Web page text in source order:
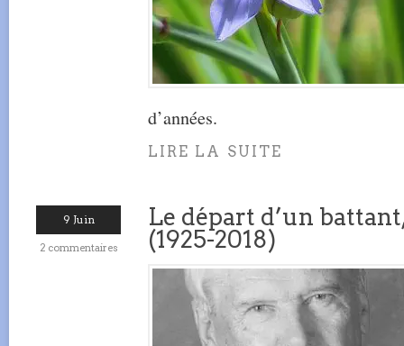
d’années.
LIRE LA SUITE
9 Juin
2 commentaires
Le départ d’un
(1925-2018)